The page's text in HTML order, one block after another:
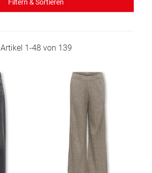
Filtern & Sortieren
Artikel 1-48 von 139